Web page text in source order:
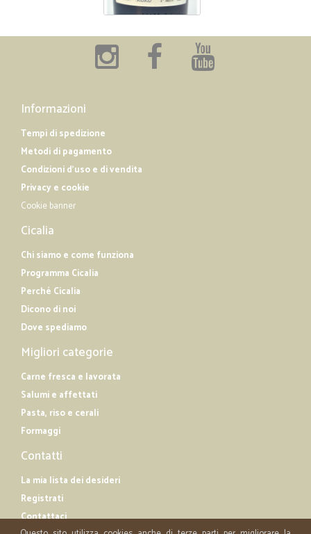
Informazioni
Tempi di spedizione
Metodi di pagamento
Condizioni d'uso e di vendita
Privacy e cookie
Cookie banner
Cicalia
Chi siamo e come funziona
Programma Cicalia
Perché Cicalia
Dicono di noi
Dove spediamo
Migliori categorie
Carne fresca e lavorata
Salumi e affettati
Pasta, riso e cerali
Formaggi
Contatti
La mia lista dei desideri
Registrati
Contattaci